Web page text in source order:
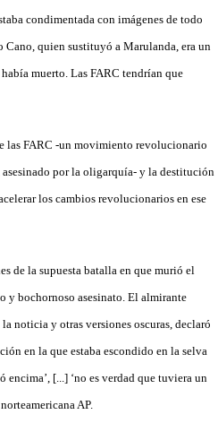
condimentada con imágenes de todo
Cano, quien sustituyó a Marulanda, era un
muerto. Las FARC tendrían que
las FARC -un movimiento revolucionario
asesinado por la oligarquía- y la destitución
los cambios revolucionarios en ese
de la supuesta batalla en que murió el
y bochornoso asesinato. El almirante
noticia y otras versiones oscuras, declaró
en la que estaba escondido en la selva
[...] ‘no es verdad que tuviera un
AP.